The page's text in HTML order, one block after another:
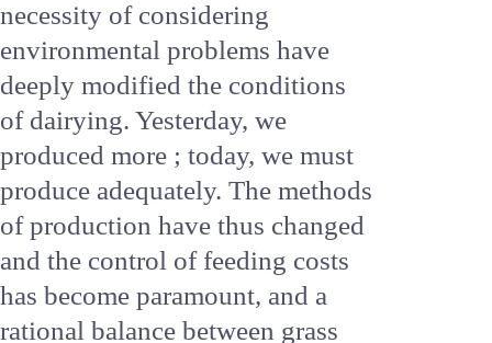
The reform of the Common
Agricultural Policy, the
application of fat quota, the
expansion of farms, and the
necessity of considering
environmental problems have
deeply modified the conditions
of dairying. Yesterday, we
produced more ; today, we must
produce adequately. The